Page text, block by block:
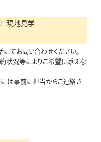
現地見学
てお問い合わせください。
状況等によりご希望に添えな
は事前に担当からご連絡さ